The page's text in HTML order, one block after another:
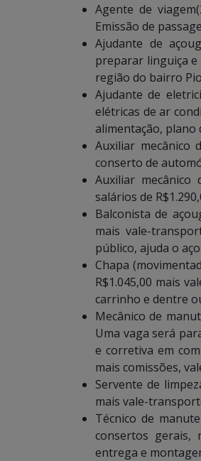
Agente de
Emissão de
Ajudante de
preparar linguiça e
região do bairro
Ajudante de
elétricas de ar
alimentação, plano
Auxiliar mecânico
conserto de
Auxiliar mecânico
salários de
Balconista de
mais vale-
público, ajuda o
Chapa
R$1.045,00 mais
carrinho e dentre
Mecânico de
Uma vaga será
e corretiva em
mais comissões,
Servente de
mais vale-
Técnico de
consertos gerais,
entrega e